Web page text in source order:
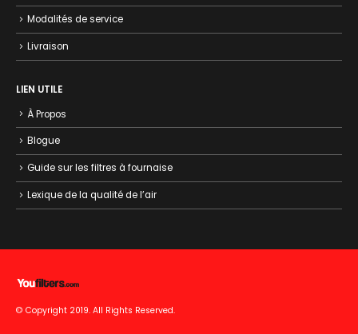
Modalités de service
Livraison
LIEN UTILE
À Propos
Blogue
Guide sur les filtres à fournaise
Lexique de la qualité de l’air
© Copyright 2019. All Rights Reserved.